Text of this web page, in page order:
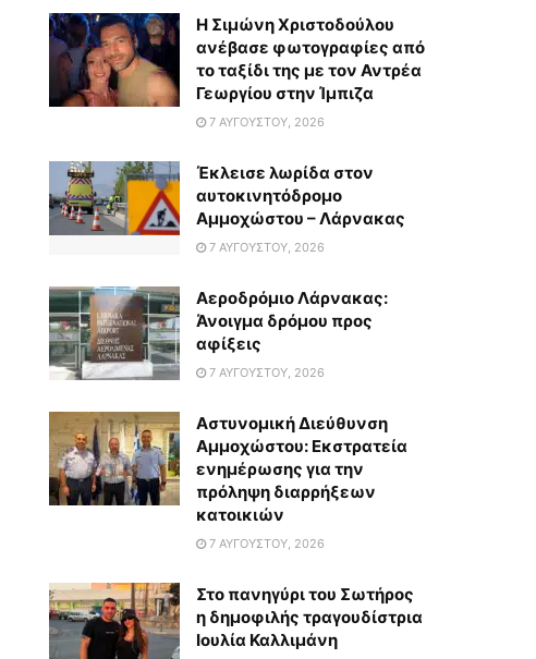
Η Σιμώνη Χριστοδούλου
ανέβασε φωτογραφίες από
το ταξίδι της με τον Αντρέα
Γεωργίου στην Ίμπιζα
7 ΑΥΓΟΎΣΤΟΥ, 2026
Έκλεισε λωρίδα στον
αυτοκινητόδρομο
Αμμοχώστου – Λάρνακας
7 ΑΥΓΟΎΣΤΟΥ, 2026
Αεροδρόμιο Λάρνακας:
Άνοιγμα δρόμου προς
αφίξεις
7 ΑΥΓΟΎΣΤΟΥ, 2026
Αστυνομική Διεύθυνση
Αμμοχώστου: Εκστρατεία
ενημέρωσης για την
πρόληψη διαρρήξεων
κατοικιών
7 ΑΥΓΟΎΣΤΟΥ, 2026
Στο πανηγύρι του Σωτήρος
η δημοφιλής τραγουδίστρια
Ιουλία Καλλιμάνη